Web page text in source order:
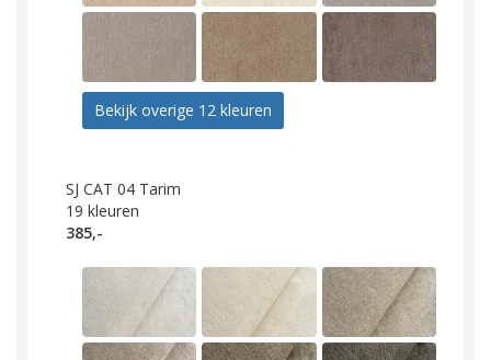
Bekijk overige 12 kleuren
SJ CAT 04 Tarim
19 kleuren
385,-